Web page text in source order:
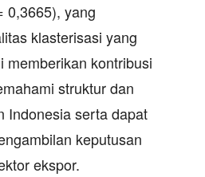
0,3665), yang
klasterisasi yang
memberikan kontribusi
struktur dan
Indonesia serta dapat
keputusan
ekspor.